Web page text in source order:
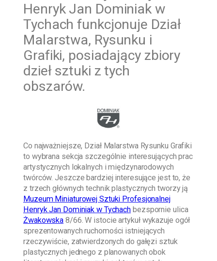
Henryk Jan Dominiak w
Tychach funkcjonuje Dział
Malarstwa, Rysunku i
Grafiki, posiadający zbiory
dzieł sztuki z tych
obszarów.
Co najważniejsze, Dział Malarstwa Rysunku Grafiki
to wybrana sekcja szczególnie interesujących prac
artystycznych lokalnych i międzynarodowych
twórców. Jeszcze bardziej interesujące jest to, że
z trzech głównych technik plastycznych tworzy ją
Muzeum Miniaturowej Sztuki Profesjonalnej
Henryk Jan Dominiak w Tychach bezspornie ulica
Żwakowska 8/66. W istocie artykuł wykazuje ogół
sprezentowanych ruchomości istniejących
rzeczywiście, zatwierdzonych do gałęzi sztuk
plastycznych jednego z planowanych obok